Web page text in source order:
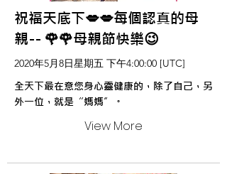
祝福天底下💋💋每個認真的母
親-- 🌹🌹母親節快樂😉
2020年5月8日星期五 下午4:00:00 [UTC]
全天下最在意您身心靈健康的，除了自己，另
外一位，就是“媽媽”。
View More